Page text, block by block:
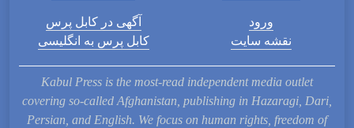
آگهی در کابل پرس
کابل پرس به انگلیسی
Kabul Press is the most-read independent
covering so-called Afghanistan, publishing in
Persian, and English. We focus on human